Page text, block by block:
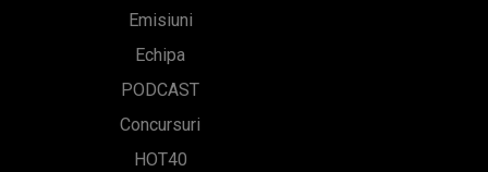
Emisiuni
Echipa
PODCAST
Concursuri
HOT40